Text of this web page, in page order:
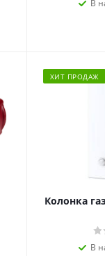
В
ХИТ ПРОДАЖ
Колонка
В